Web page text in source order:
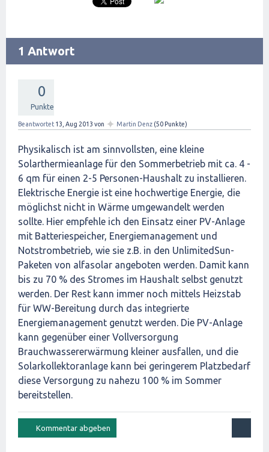
1 Antwort
0
Punkte
Beantwortet 13, Aug 2013 von ✦ Martin Denz (50 Punkte)
Physikalisch ist am sinnvollsten, eine kleine
Solarthermieanlage für den Sommerbetrieb mit ca. 4 -
6 qm für einen 2-5 Personen-Haushalt zu installieren.
Elektrische Energie ist eine hochwertige Energie, die
möglichst nicht in Wärme umgewandelt werden
sollte. Hier empfehle ich den Einsatz einer PV-Anlage
mit Batteriespeicher, Energiemanagement und
Notstrombetrieb, wie sie z.B. in den UnlimitedSun-
Paketen von alfasolar angeboten werden. Damit kann
bis zu 70 % des Stromes im Haushalt selbst genutzt
werden. Der Rest kann immer noch mittels Heizstab
für WW-Bereitung durch das integrierte
Energiemanagement genutzt werden. Die PV-Anlage
kann gegenüber einer Vollversorgung
Brauchwassererwärmung kleiner ausfallen, und die
Solarkollektoranlage kann bei geringerem Platzbedarf
diese Versorgung zu nahezu 100 % im Sommer
bereitstellen.